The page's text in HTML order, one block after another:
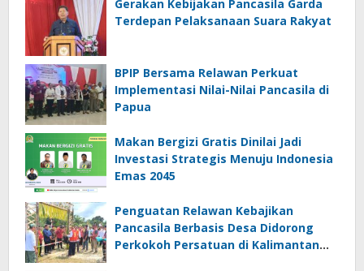
Gerakan Kebijakan Pancasila Garda
Terdepan Pelaksanaan Suara Rakyat
BPIP Bersama Relawan Perkuat
Implementasi Nilai-Nilai Pancasila di
Papua
Makan Bergizi Gratis Dinilai Jadi
Investasi Strategis Menuju Indonesia
Emas 2045
Penguatan Relawan Kebajikan
Pancasila Berbasis Desa Didorong
Perkokoh Persatuan di Kalimantan